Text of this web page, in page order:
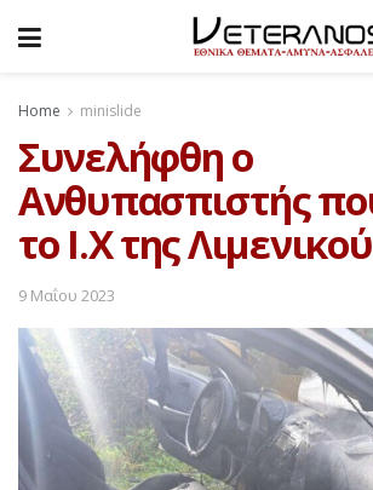
Home minislide
Συνελήφθη ο
Ανθυπασπιστής
το Ι.Χ της
9 Μαΐου 2023